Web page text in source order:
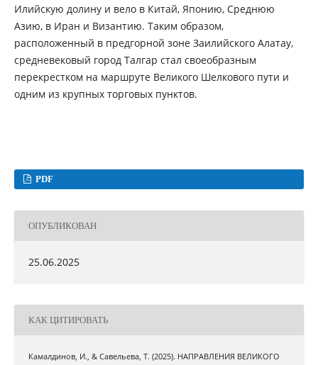
Илийскую долину и вело в Китай, Японию, Среднюю
Азию, в Иран и Византию. Таким образом,
расположенный в предгорной зоне Заилийского Алатау,
средневековый город Талгар стал своеобразным
перекрестком на маршруте Великого Шелкового пути и
одним из крупных торговых пунктов.
PDF
ОПУБЛИКОВАН
25.06.2025
КАК ЦИТИРОВАТЬ
Камалдинов, И., & Савельева, Т. (2025). НАПРАВЛЕНИЯ ВЕЛИКОГО